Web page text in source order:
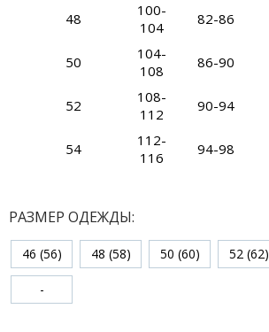
48
100-
104
82-86
50
104-
108
86-90
52
108-
112
90-94
54
112-
116
94-98
РАЗМЕР ОДЕЖДЫ:
46 (56) 48 (58) 50 (60) 52 (62)
-